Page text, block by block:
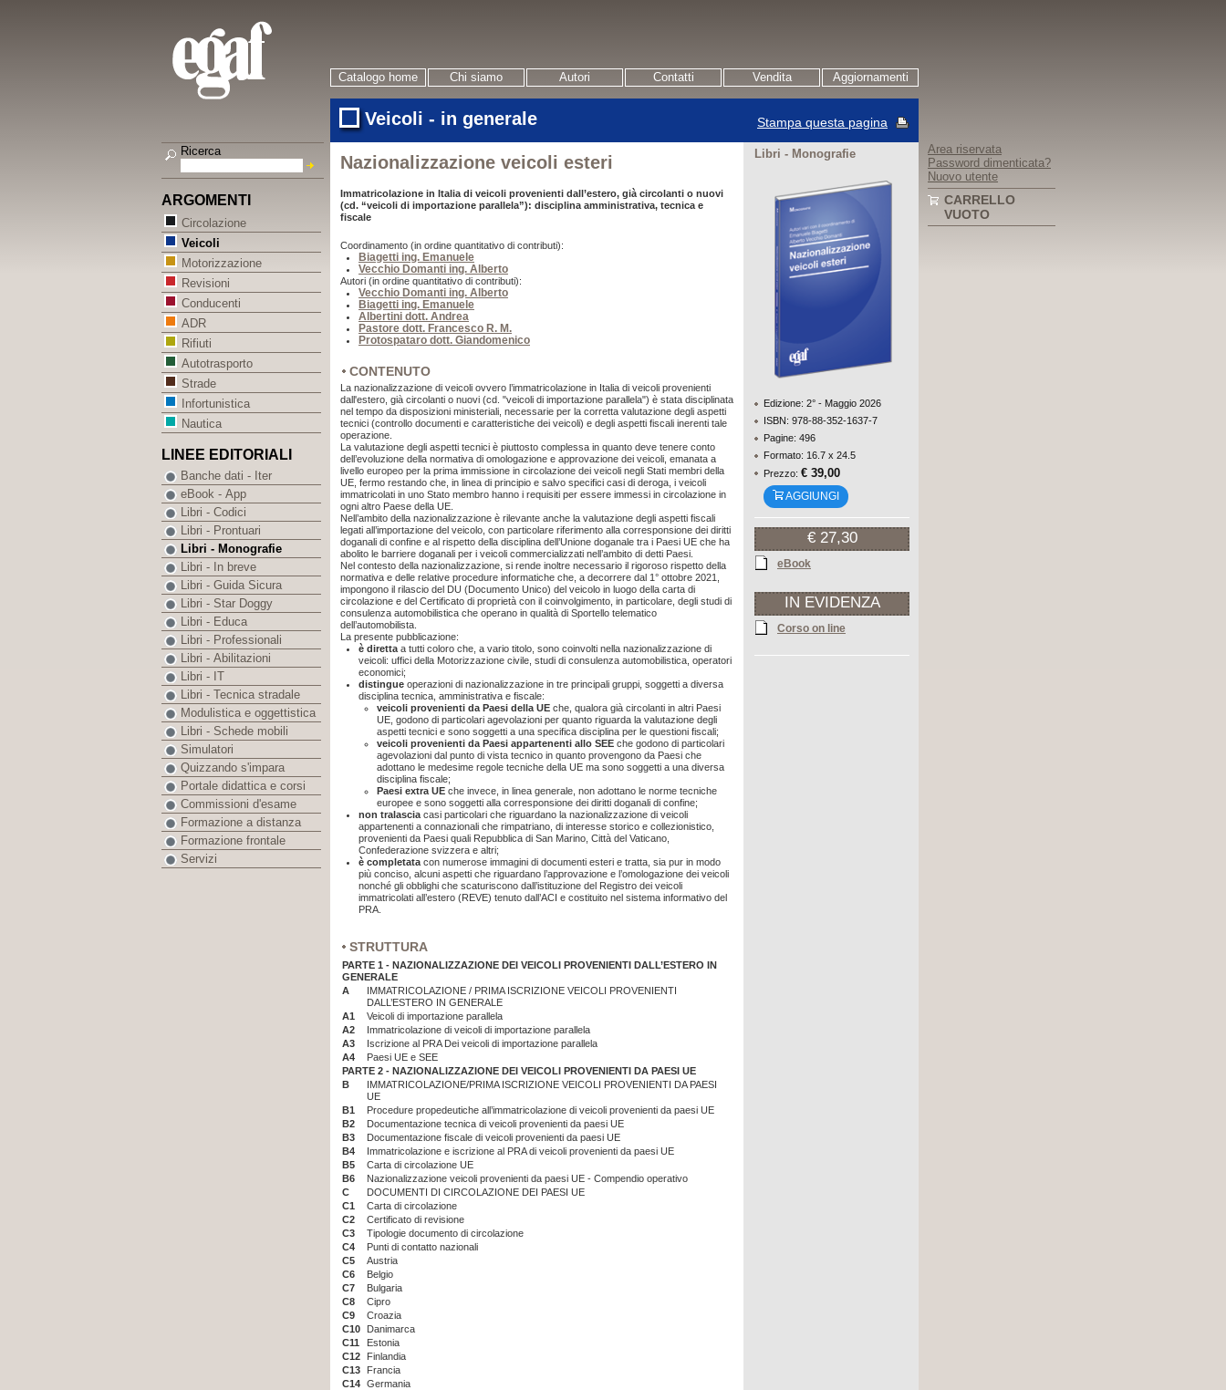
Catalogo home Chi siamo Autori Contatti Vendita Aggiornamenti
Veicoli - in generale Stampa questa pagina
Nazionalizzazione veicoli esteri
Immatricolazione in Italia di veicoli provenienti dall’estero, già circolanti o nuovi
(cd. “veicoli di importazione parallela”): disciplina amministrativa, tecnica e
fiscale
Coordinamento (in ordine quantitativo di contributi):
Biagetti ing. Emanuele
Vecchio Domanti ing. Alberto
Autori (in ordine quantitativo di contributi):
Vecchio Domanti ing. Alberto
Biagetti ing. Emanuele
Albertini dott. Andrea
Pastore dott. Francesco R. M.
Protospataro dott. Giandomenico
CONTENUTO
La nazionalizzazione di veicoli ovvero l’immatricolazione in Italia di veicoli provenienti
dall'estero, già circolanti o nuovi (cd. "veicoli di importazione parallela") è stata disciplinata
nel tempo da disposizioni ministeriali, necessarie per la corretta valutazione degli aspetti
tecnici (controllo documenti e caratteristiche dei veicoli) e degli aspetti fiscali inerenti tale
operazione.
La valutazione degli aspetti tecnici è piuttosto complessa in quanto deve tenere conto
dell’evoluzione della normativa di omologazione e approvazione dei veicoli, emanata a
livello europeo per la prima immissione in circolazione dei veicoli negli Stati membri della
UE, fermo restando che, in linea di principio e salvo specifici casi di deroga, i veicoli
immatricolati in uno Stato membro hanno i requisiti per essere immessi in circolazione in
ogni altro Paese della UE.
Nell’ambito della nazionalizzazione è rilevante anche la valutazione degli aspetti fiscali
legati all’importazione del veicolo, con particolare riferimento alla corresponsione dei diritti
doganali di confine e al rispetto della disciplina dell’Unione doganale tra i Paesi UE che ha
abolito le barriere doganali per i veicoli commercializzati nell’ambito di detti Paesi.
Nel contesto della nazionalizzazione, si rende inoltre necessario il rigoroso rispetto della
normativa e delle relative procedure informatiche che, a decorrere dal 1° ottobre 2021,
impongono il rilascio del DU (Documento Unico) del veicolo in luogo della carta di
circolazione e del Certificato di proprietà con il coinvolgimento, in particolare, degli studi di
consulenza automobilistica che operano in qualità di Sportello telematico
dell’automobilista.
La presente pubblicazione:
è diretta a tutti coloro che, a vario titolo, sono coinvolti nella nazionalizzazione di
veicoli: uffici della Motorizzazione civile, studi di consulenza automobilistica, operatori
economici;
distingue operazioni di nazionalizzazione in tre principali gruppi, soggetti a diversa
disciplina tecnica, amministrativa e fiscale:
veicoli provenienti da Paesi della UE che, qualora già circolanti in altri Paesi
UE, godono di particolari agevolazioni per quanto riguarda la valutazione degli
aspetti tecnici e sono soggetti a una specifica disciplina per le questioni fiscali;
veicoli provenienti da Paesi appartenenti allo SEE che godono di particolari
agevolazioni dal punto di vista tecnico in quanto provengono da Paesi che
adottano le medesime regole tecniche della UE ma sono soggetti a una diversa
disciplina fiscale;
Paesi extra UE che invece, in linea generale, non adottano le norme tecniche
europee e sono soggetti alla corresponsione dei diritti doganali di confine;
non tralascia casi particolari che riguardano la nazionalizzazione di veicoli
appartenenti a connazionali che rimpatriano, di interesse storico e collezionistico,
provenienti da Paesi quali Repubblica di San Marino, Città del Vaticano,
Confederazione svizzera e altri;
è completata con numerose immagini di documenti esteri e tratta, sia pur in modo
più conciso, alcuni aspetti che riguardano l’approvazione e l’omologazione dei veicoli
nonché gli obblighi che scaturiscono dall’istituzione del Registro dei veicoli
immatricolati all’estero (REVE) tenuto dall’ACI e costituito nel sistema informativo del
PRA.
STRUTTURA
PARTE 1 - NAZIONALIZZAZIONE DEI VEICOLI PROVENIENTI DALL’ESTERO IN
GENERALE
A
IMMATRICOLAZIONE / PRIMA ISCRIZIONE VEICOLI PROVENIENTI
DALL’ESTERO IN GENERALE
A1
Veicoli di importazione parallela
A2
Immatricolazione di veicoli di importazione parallela
A3
Iscrizione al PRA Dei veicoli di importazione parallela
A4
Paesi UE e SEE
PARTE 2 - NAZIONALIZZAZIONE DEI VEICOLI PROVENIENTI DA PAESI UE
B
IMMATRICOLAZIONE/PRIMA ISCRIZIONE VEICOL I PROVENIENTI DA PAESI
UE
B1
Procedure propedeutiche all’immatricolazione di veicoli provenienti da paesi UE
B2
Documentazione tecnica di veicoli provenienti da paesi UE
B3
Documentazione fiscale di veicoli provenienti da paesi UE
B4
Immatricolazione e iscrizione al PRA di veicoli provenienti da paesi UE
B5
Carta di circolazione UE
B6
Nazionalizzazione veicoli provenienti da paesi UE - Compendio operativo
C
DOCUMENTI DI CIRCOLAZIONE DEI PAESI UE
C1
Carta di circolazione
C2
Certificato di revisione
C3
Tipologie documento di circolazione
C4
Punti di contatto nazionali
C5
Austria
C6
Belgio
C7
Bulgaria
C8
Cipro
C9
Croazia
C10
Danimarca
C11
Estonia
C12
Finlandia
C13
Francia
C14 Germania
Libri - Monografie
Edizione: 2° - Maggio 2026
ISBN: 978-88-352-1637-7
Pagine: 496
Formato: 16.7 x 24.5
Prezzo: € 39,00
AGGIUNGI
€ 27,30
eBook
IN EVIDENZA
Corso on line
Ricerca
ARGOMENTI
Circolazione
Veicoli
Motorizzazione
Revisioni
Conducenti
ADR
Rifiuti
Autotrasporto
Strade
Infortunistica
Nautica
LINEE EDITORIALI
Banche dati - Iter
eBook - App
Libri - Codici
Libri - Prontuari
Libri - Monografie
Libri - In breve
Libri - Guida Sicura
Libri - Star Doggy
Libri - Educa
Libri - Professionali
Libri - Abilitazioni
Libri - IT
Libri - Tecnica stradale
Modulistica e oggettistica
Libri - Schede mobili
Simulatori
Quizzando s'impara
Portale didattica e corsi
Commissioni d'esame
Formazione a distanza
Formazione frontale
Servizi
Area riservata
Password dimenticata?
Nuovo utente
CARRELLO
VUOTO